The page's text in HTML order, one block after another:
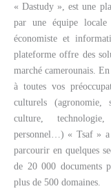
« Dastudy », est une
par une équipe locale
économiste et
plateforme offre des
marché camerounais.
à toutes vos
culturels (agronomie,
culture, technologie,
personnel…) « Tsaf » a
parcourir en quelques
de 20 000 documents
plus de 500 domaines.